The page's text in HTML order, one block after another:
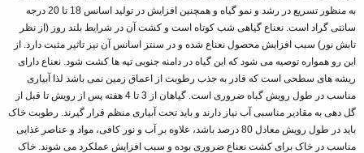
به منظور تسریع در رشد و نمو گیاه و همچنین افزایش در تولید اسانس 18 تا 20 درجه
سانتی گراد است. نعناع گیاهی شب کوتاه است و کشت آن در شرایط بلند روز (از نظر
تابش نور) سبب افزایش محصول نعناع شده و در سنتز اسانس آن نیز تاثیر مثبت دارد. از
این رو همواره توصیه می شود که این گیاه در دامنه جنوبی تپه ها کشت شود. نعناع دارای
ریشه های سطحی است که قادر به جذب رطوبت از اعماق زمین نمی باشد لذا آبیاری
مناسب در طول رویش گباه ضروری است. گیاهان از 3 تا 4 هفته پس از رویش تا قبل از
گل دهی به مقادیر مناسبی آب نیاز دارند و باید تحت آبیاری منظم قرار گیرند. رطوبت خاک
باید در طول رویش معادل 80 درصد باشد، علاوه بر آب و نور کافی، مواد و عناصر غذایی
مناسب در خاک برای کشت نعناع ضروری بوده و سبب افزایش عملکرد می شوند. خاک